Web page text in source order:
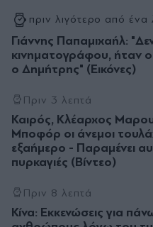
πριν λιγότερο από ένα
Γιάννης Παπαμιχαήλ:
κινηματογράφου, ήταν
ο Δημήτρης" (Εικόνες)
Πριν 3 λεπτά
Καιρός, Κλέαρχος
Μποφόρ οι άνεμοι
εξαήμερο - Παραμένει
πυρκαγιές (Βίντεο)
Πριν 8 λεπτά
Κίνα: Εκκενώσεις για